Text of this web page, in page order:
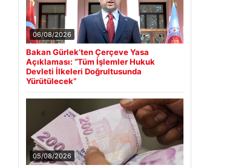
06/08/2026
Bakan Gürlek’ten Çerçeve Yasa
Açıklaması: “Tüm İşlemler Hukuk
Devleti İlkeleri Doğrultusunda
Yürütülecek”
05/08/2026